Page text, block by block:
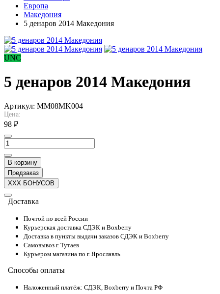
Европа
Македония
5 денаров 2014 Македония
UNC
5 денаров 2014 Македония
Артикул: MM08MK004
Цена:
98 ₽
В корзину
Предзаказ
XXX БОНУСОВ
Доставка
Почтой по всей России
Курьерская доставка СДЭК и Boxberry
Доставка в пункты выдачи заказов СДЭК и Boxberry
Самовывоз г. Тутаев
Курьером магазина по г. Ярославль
Способы оплаты
Наложенный платёж: СДЭК, Boxberry и Почта РФ